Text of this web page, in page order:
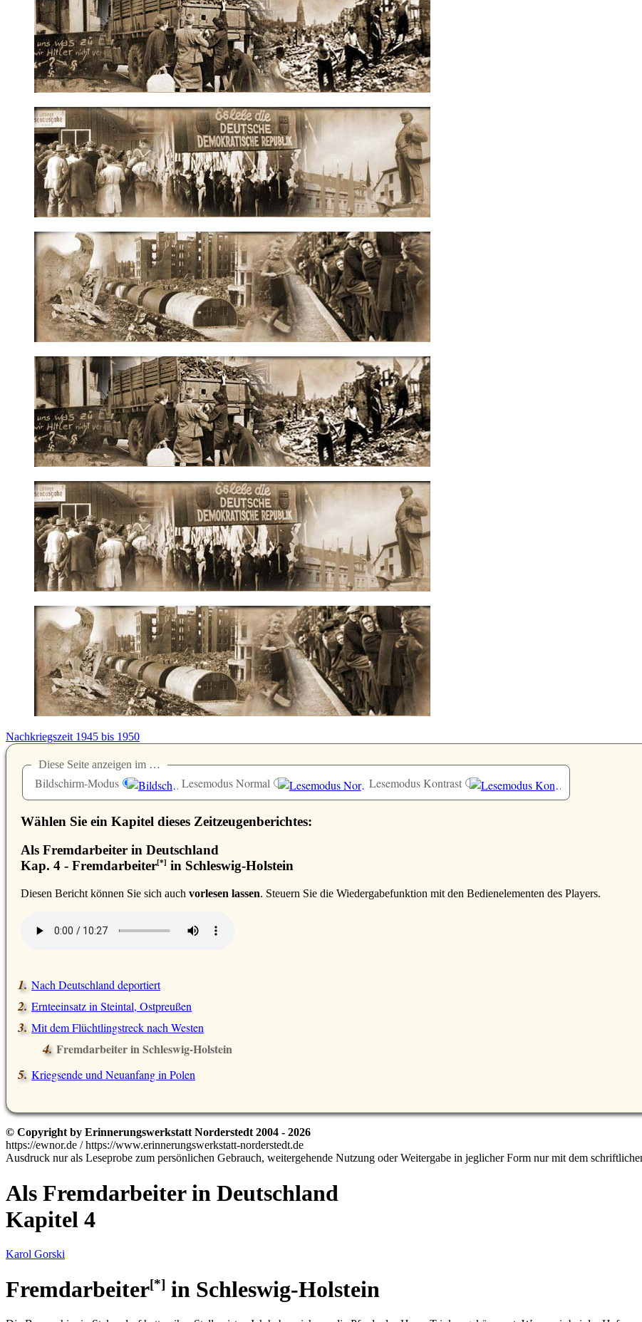
Nachkriegszeit 1945 bis 1950
Diese Seite anzeigen im …
Bildschirm-Modus Lesemodus Normal Lesemodus Kontrast
Wählen Sie ein Kapitel dieses Zeitzeugenberichtes:
Als Fremdarbeiter in Deutschland
Kap. 4 - Fremdarbeiter[*] in Schleswig-Holstein
Diesen Bericht können Sie sich auch vorlesen lassen. Steuern Sie die Wiedergabefunktion mit den Bedienelementen des Players.
Nach Deutschland deportiert
Ernteeinsatz in Steintal, Ostpreußen
Mit dem Flüchtlingstreck nach Westen
Fremdarbeiter in Schleswig-Holstein
Kriegsende und Neuanfang in Polen
© Copyright by Erinnerungswerkstatt Norderstedt 2004 - 2026
https://ewnor.de / https://www.erinnerungswerkstatt-norderstedt.de
Ausdruck nur als Leseprobe zum persönlichen Gebrauch, weitergehende Nutzung oder Weitergabe in jeglicher Form nur mit dem
Als Fremdarbeiter in Deutschland
Kapitel 4
Karol Gorski
Fremdarbeiter[*] in Schleswig-Holstein